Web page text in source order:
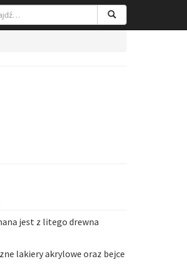
jest z litego drewna
lakiery akrylowe oraz bejce